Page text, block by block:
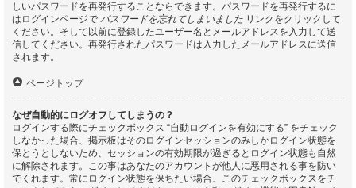
しいパスワードを再発行することならできます。パスワードを再発行するに
はログインページで パスワードを忘れてしまいました リンクをクリックして
ください。そして以前に登録したユーザー名とメールアドレスを入力して送
信してください。再発行されたパスワードは入力したメールアドレスに送信
されます。
ページトップ
なぜ自動的にログオフしてしまうの？
ログインする際にチェックボックス “自動ログインを有効にする” をチェック
しなかった場合、掲示板はそのログインセッションのみしかログイン状態を
保とうとしないため、セッションの有効期限が過ぎるとログイン状態も自然
に解除されます。この事はあなたのアカウントが他人に悪用される事を防い
でくれます。常にログイン状態を保ちたい場合、このチェックボックスをチ